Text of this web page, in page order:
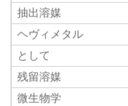
抽出溶媒
ヘヴィメタル
として
残留溶媒
微生物学